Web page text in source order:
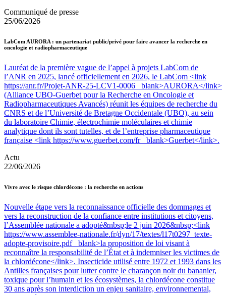
Communiqué de presse
25/06/2026
LabCom AURORA : un partenariat public/privé pour faire avancer la recherche en
oncologie et radiopharmaceutique
Lauréat de la première vague de l’appel à projets LabCom de
l’ANR en 2025, lancé officiellement en 2026, le LabCom <link
https://anr.fr/Projet-ANR-25-LCV1-0006 _blank>AURORA</link>
(Alliance UBO-Guerbet pour la Recherche en Oncologie et
Radiopharmaceutiques Avancés) réunit les équipes de recherche du
CNRS et de l’Université de Bretagne Occidentale (UBO), au sein
du laboratoire Chimie, électrochimie moléculaires et chimie
analytique dont ils sont tutelles, et de l’entreprise pharmaceutique
française <link https://www.guerbet.com/fr _blank>Guerbet</link>.
Actu
22/06/2026
Vivre avec le risque chlordécone : la recherche en actions
Nouvelle étape vers la reconnaissance officielle des dommages et
vers la reconstruction de la confiance entre institutions et citoyens,
l’Assemblée nationale a adopté&nbsp;le 2 juin 2026&nbsp;<link
https://www.assemblee-nationale.fr/dyn/17/textes/l17t0297_texte-
adopte-provisoire.pdf _blank>la proposition de loi visant à
reconnaître la responsabilité de l’État et à indemniser les victimes de
la chlordécone</link>. Insecticide utilisé entre 1972 et 1993 dans les
Antilles françaises pour lutter contre le charançon noir du bananier,
toxique pour l’humain et les écosystèmes, la chlordécone constitue
30 ans après son interdiction un enjeu sanitaire, environnemental,